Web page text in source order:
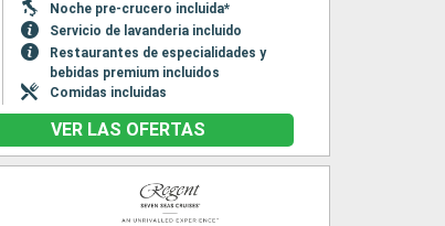
Noche pre-crucero incluida*
Servicio de lavanderia incluido
Restaurantes de especialidades y
bebidas premium incluidos
Comidas incluidas
VER LAS OFERTAS